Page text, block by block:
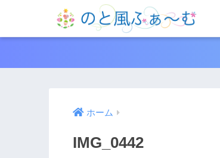
ホーム
IMG_0442